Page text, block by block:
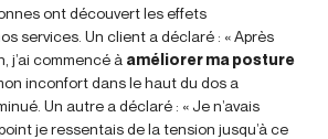
ont découvert les effets
services. Un client a déclaré : « Après
j’ai commencé à améliorer ma posture
inconfort dans le haut du dos a
Un autre a déclaré : « Je n’avais
je ressentais de la tension jusqu’à ce